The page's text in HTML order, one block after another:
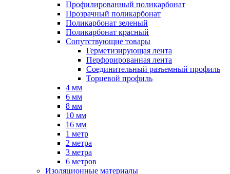
Профилированный поликарбонат
Прозрачный поликарбонат
Поликарбонат зеленый
Поликарбонат красный
Сопутствующие товары
Герметизирующая лента
Перфорированная лента
Соединительный разъемный профиль
Торцевой профиль
4 мм
6 мм
8 мм
10 мм
16 мм
1 метр
2 метра
3 метра
6 метров
Изоляционные материалы